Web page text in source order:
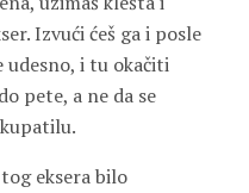
Izvući ćeš ga i posle
udesno, i tu okačiti
pete, a ne da se
eksera bilo